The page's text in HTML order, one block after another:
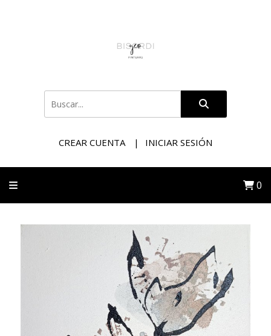
CREAR CUENTA INICIAR SESIÓN
0